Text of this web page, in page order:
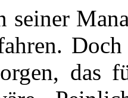
seiner
das